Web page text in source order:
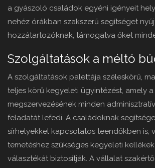
a gyászoló családok egyéni igényeit
nehéz órákban szakszerű segítséget
hozzátartozóknak, támogatva őket
Szolgáltatások a méltó
A szolgáltatások palettája széleskörű,
teljes körű kegyeleti ügyintézést, amely
megszervezésének minden
feladatát lefedi. A családoknak
sírhelyekkel kapcsolatos teendőkben is,
temetéshez szükséges kegyeleti
választékát biztosítják. A vállalat